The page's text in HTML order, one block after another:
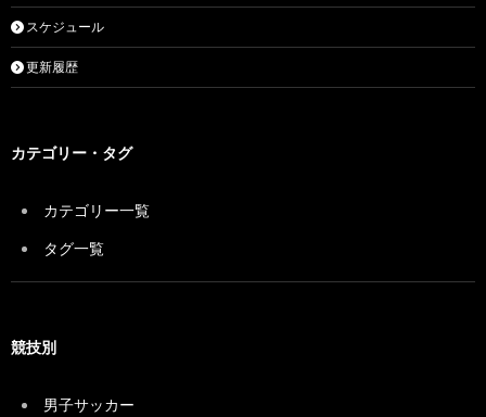
スケジュール
更新履歴
カテゴリー・タグ
カテゴリー一覧
タグ一覧
競技別
男子サッカー